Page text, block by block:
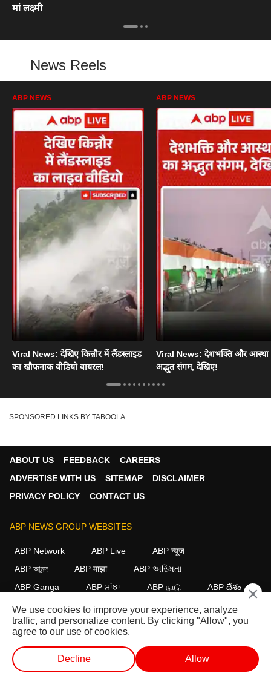
मां लक्ष्मी
News Reels
ABP NEWS
Viral News: देखिए किन्नौर में लैंडस्लाइड
का खौफनाक वीडियो वायरल!
ABP NEWS
Viral News: देशभक्ति और आस्था
अद्भुत संगम, देखिए!
SPONSORED LINKS BY TABOOLA
ABOUT US FEEDBACK
CAREERS
ADVERTISE WITH US
SITEMAP
DISCLAIMER
PRIVACY POLICY
CONTACT US
ABP NEWS GROUP WEBSITES
ABP Network ABP Live
ABP न्यूज़
ABP আনন্দ
ABP माझा
ABP અસ્મિતા
ABP Ganga
ABP ਸਾਂਝਾ ABP நாடு ABP దేశం
FOLLOW US
This website follows the DNPA Code of Ethics. Copyright@2026.
All rights reserved.
×
We use cookies to improve your experience, analyze
traffic, and personalize content. By clicking "Allow", you
agree to our use of cookies.
Decline Allow